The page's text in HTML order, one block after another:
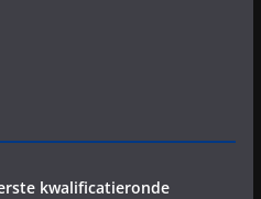
kwalificatieronde